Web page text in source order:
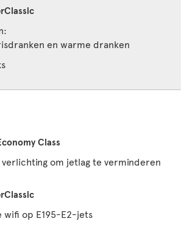
en warme dranken
om jetlag te verminderen
wifi op E195-E2-jets